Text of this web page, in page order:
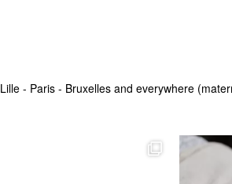
Lille - Paris - Bruxelles and everywhere